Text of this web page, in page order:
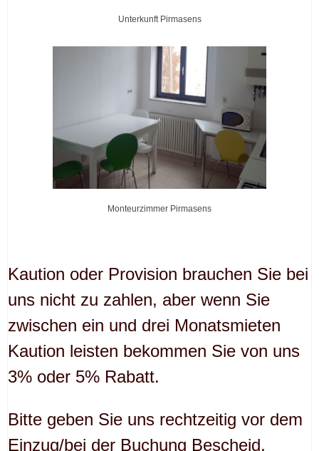
Unterkunft Pirmasens
Monteurzimmer Pirmasens
Kaution oder Provision brauchen Sie bei
uns nicht zu zahlen, aber wenn Sie
zwischen ein und drei Monatsmieten
Kaution leisten bekommen Sie von uns
3% oder 5% Rabatt.
Bitte geben Sie uns rechtzeitig vor dem
Einzug/bei der Buchung Bescheid,